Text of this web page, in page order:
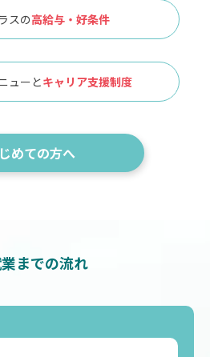
スの高給与・好条件
ューとキャリア支援制度
めての方へ
までの流れ